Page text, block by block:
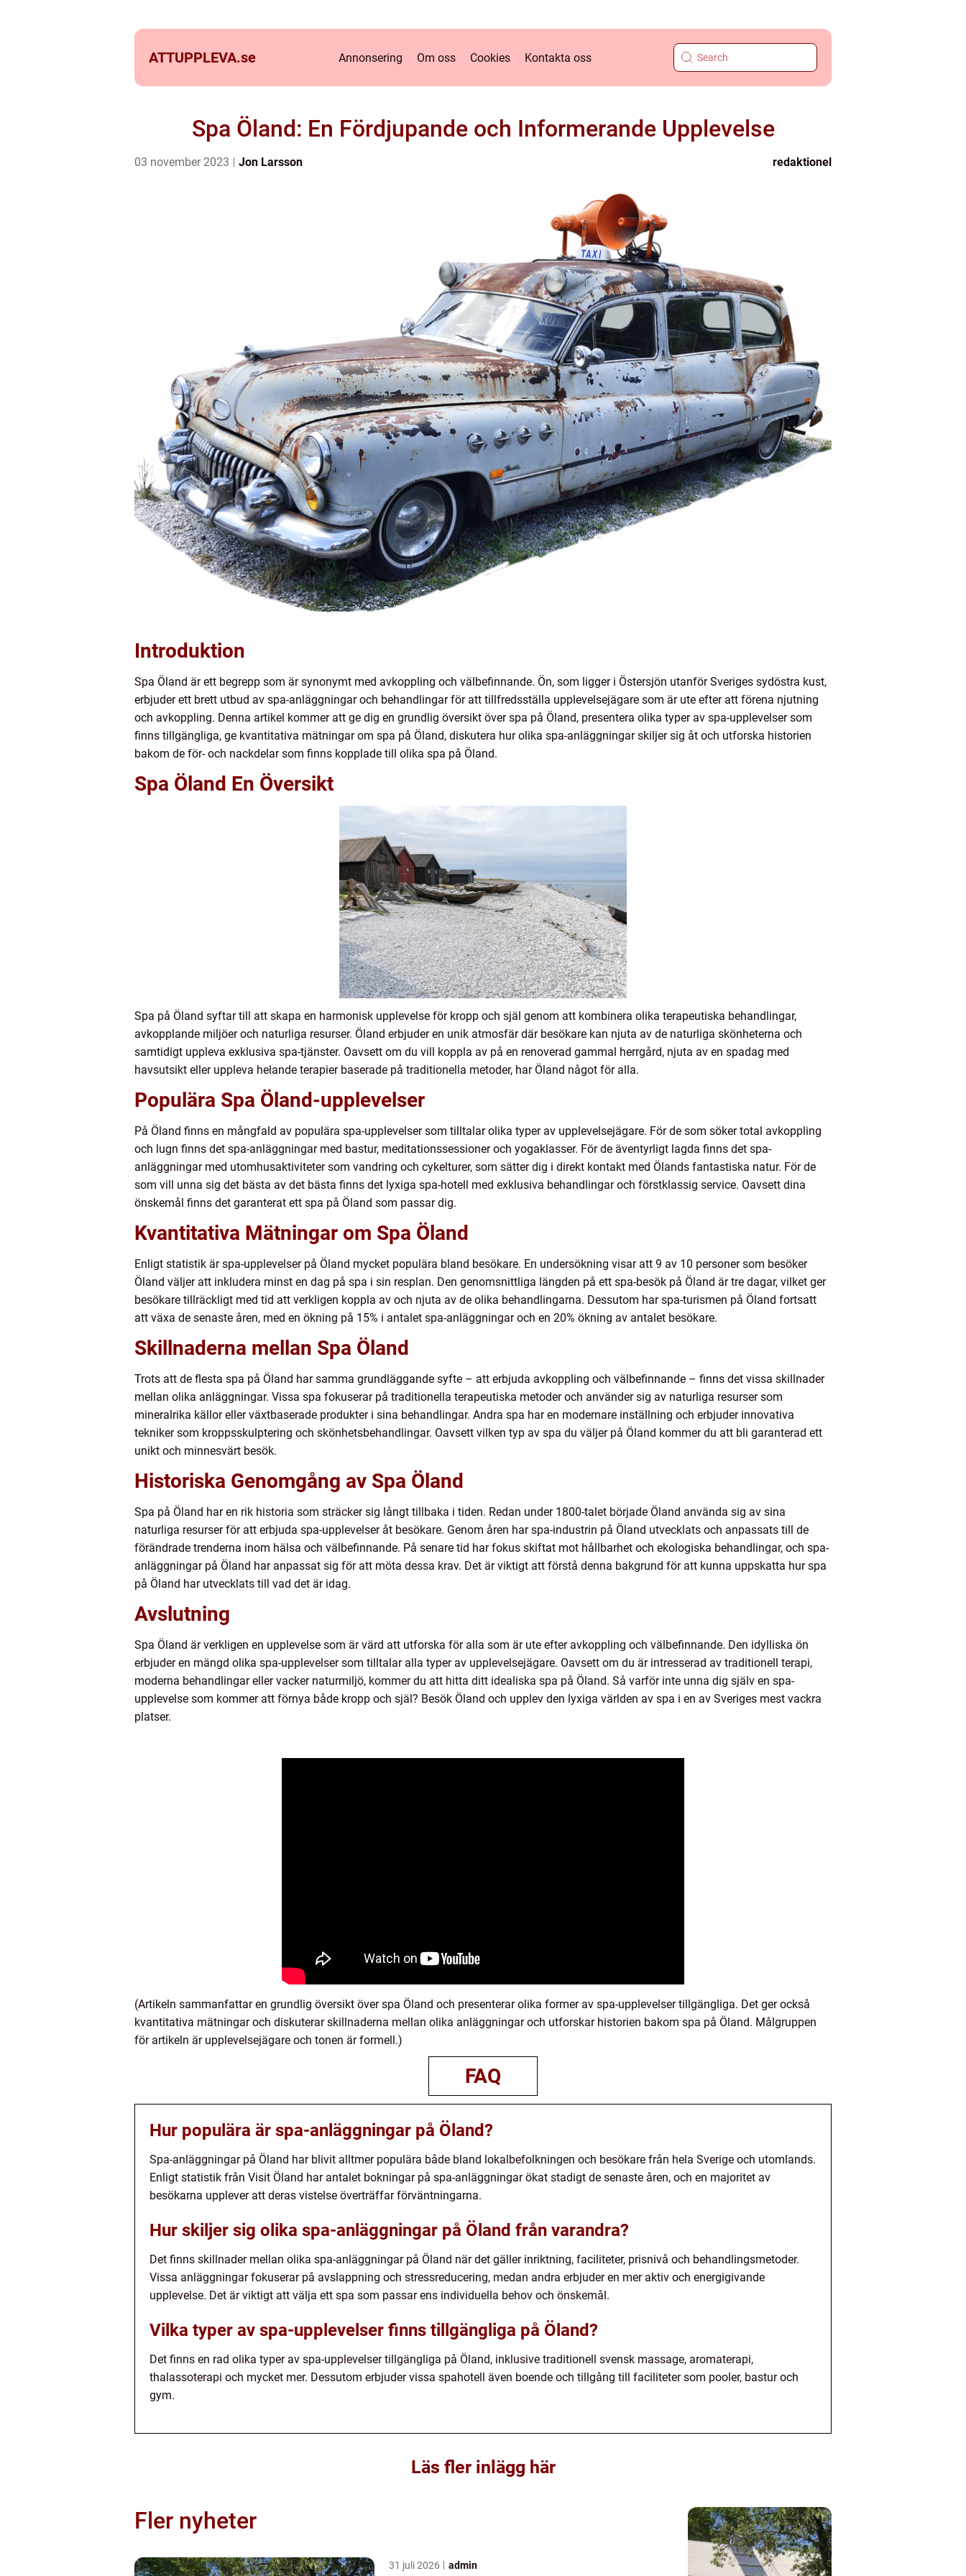
ATTUPPLEVA.se Annonsering Om oss Cookies Kontakta oss
Spa Öland: En Fördjupande och Informerande Upplevelse
03 november 2023 Jon Larsson redaktionel
Introduktion
Spa Öland är ett begrepp som är synonymt med avkoppling och välbefinnande. Ön, som ligger i Östersjön utanför Sveriges sydöstra kust,
erbjuder ett brett utbud av spa-anläggningar och behandlingar för att tillfredsställa upplevelsejägare som är ute efter att förena njutning
och avkoppling. Denna artikel kommer att ge dig en grundlig översikt över spa på Öland, presentera olika typer av spa-upplevelser som
finns tillgängliga, ge kvantitativa mätningar om spa på Öland, diskutera hur olika spa-anläggningar skiljer sig åt och utforska historien
bakom de för- och nackdelar som finns kopplade till olika spa på Öland.
Spa Öland En Översikt
Spa på Öland syftar till att skapa en harmonisk upplevelse för kropp och själ genom att kombinera olika terapeutiska behandlingar,
avkopplande miljöer och naturliga resurser. Öland erbjuder en unik atmosfär där besökare kan njuta av de naturliga skönheterna och
samtidigt uppleva exklusiva spa-tjänster. Oavsett om du vill koppla av på en renoverad gammal herrgård, njuta av en spadag med
havsutsikt eller uppleva helande terapier baserade på traditionella metoder, har Öland något för alla.
Populära Spa Öland-upplevelser
På Öland finns en mångfald av populära spa-upplevelser som tilltalar olika typer av upplevelsejägare. För de som söker total avkoppling
och lugn finns det spa-anläggningar med bastur, meditationssessioner och yogaklasser. För de äventyrligt lagda finns det spa-
anläggningar med utomhusaktiviteter som vandring och cykelturer, som sätter dig i direkt kontakt med Ölands fantastiska natur. För de
som vill unna sig det bästa av det bästa finns det lyxiga spa-hotell med exklusiva behandlingar och förstklassig service. Oavsett dina
önskemål finns det garanterat ett spa på Öland som passar dig.
Kvantitativa Mätningar om Spa Öland
Enligt statistik är spa-upplevelser på Öland mycket populära bland besökare. En undersökning visar att 9 av 10 personer som besöker
Öland väljer att inkludera minst en dag på spa i sin resplan. Den genomsnittliga längden på ett spa-besök på Öland är tre dagar, vilket ger
besökare tillräckligt med tid att verkligen koppla av och njuta av de olika behandlingarna. Dessutom har spa-turismen på Öland fortsatt
att växa de senaste åren, med en ökning på 15% i antalet spa-anläggningar och en 20% ökning av antalet besökare.
Skillnaderna mellan Spa Öland
Trots att de flesta spa på Öland har samma grundläggande syfte – att erbjuda avkoppling och välbefinnande – finns det vissa skillnader
mellan olika anläggningar. Vissa spa fokuserar på traditionella terapeutiska metoder och använder sig av naturliga resurser som
mineralrika källor eller växtbaserade produkter i sina behandlingar. Andra spa har en modernare inställning och erbjuder innovativa
tekniker som kroppsskulptering och skönhetsbehandlingar. Oavsett vilken typ av spa du väljer på Öland kommer du att bli garanterad ett
unikt och minnesvärt besök.
Historiska Genomgång av Spa Öland
Spa på Öland har en rik historia som sträcker sig långt tillbaka i tiden. Redan under 1800-talet började Öland använda sig av sina
naturliga resurser för att erbjuda spa-upplevelser åt besökare. Genom åren har spa-industrin på Öland utvecklats och anpassats till de
förändrade trenderna inom hälsa och välbefinnande. På senare tid har fokus skiftat mot hållbarhet och ekologiska behandlingar, och spa-
anläggningar på Öland har anpassat sig för att möta dessa krav. Det är viktigt att förstå denna bakgrund för att kunna uppskatta hur spa
på Öland har utvecklats till vad det är idag.
Avslutning
Spa Öland är verkligen en upplevelse som är värd att utforska för alla som är ute efter avkoppling och välbefinnande. Den idylliska ön
erbjuder en mängd olika spa-upplevelser som tilltalar alla typer av upplevelsejägare. Oavsett om du är intresserad av traditionell terapi,
moderna behandlingar eller vacker naturmiljö, kommer du att hitta ditt idealiska spa på Öland. Så varför inte unna dig själv en spa-
upplevelse som kommer att förnya både kropp och själ? Besök Öland och upplev den lyxiga världen av spa i en av Sveriges mest vackra
platser.
(Artikeln sammanfattar en grundlig översikt över spa Öland och presenterar olika former av spa-upplevelser tillgängliga. Det ger också
kvantitativa mätningar och diskuterar skillnaderna mellan olika anläggningar och utforskar historien bakom spa på Öland. Målgruppen
för artikeln är upplevelsejägare och tonen är formell.)
FAQ
Hur populära är spa-anläggningar på Öland?
Spa-anläggningar på Öland har blivit alltmer populära både bland lokalbefolkningen och besökare från hela Sverige och utomlands.
Enligt statistik från Visit Öland har antalet bokningar på spa-anläggningar ökat stadigt de senaste åren, och en majoritet av
besökarna upplever att deras vistelse överträffar förväntningarna.
Hur skiljer sig olika spa-anläggningar på Öland från varandra?
Det finns skillnader mellan olika spa-anläggningar på Öland när det gäller inriktning, faciliteter, prisnivå och behandlingsmetoder.
Vissa anläggningar fokuserar på avslappning och stressreducering, medan andra erbjuder en mer aktiv och energigivande
upplevelse. Det är viktigt att välja ett spa som passar ens individuella behov och önskemål.
Vilka typer av spa-upplevelser finns tillgängliga på Öland?
Det finns en rad olika typer av spa-upplevelser tillgängliga på Öland, inklusive traditionell svensk massage, aromaterapi,
thalassoterapi och mycket mer. Dessutom erbjuder vissa spahotell även boende och tillgång till faciliteter som pooler, bastur och
gym.
Läs fler inlägg här
Fler nyheter
31 juli 2026 admin